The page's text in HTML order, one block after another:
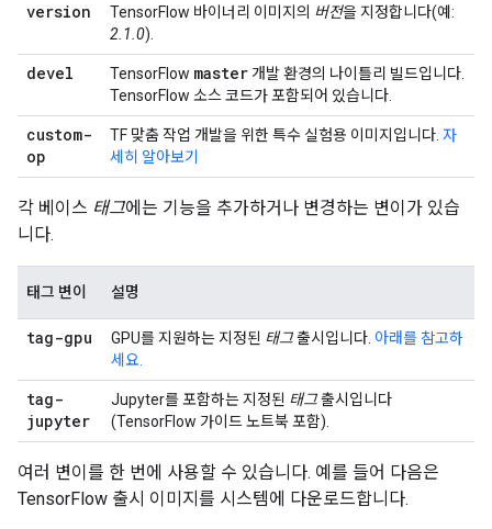
version TensorFlow 바이너리 이미지의 버전을 지정합니다(예:
2.1.0).
devel TensorFlow master 개발 환경의 나이틀리 빌드입니다.
TensorFlow 소스 코드가 포함되어 있습니다.
custom-
op
TF 맞춤 작업 개발을 위한 특수 실험용 이미지입니다. 자
세히 알아보기
각 베이스 태그에는 기능을 추가하거나 변경하는 변이가 있습
니다.
태그 변이 설명
tag-gpu GPU를 지원하는 지정된 태그출시입니다. 아래를 참고하
세요.
tag-
jupyter
Jupyter를 포함하는 지정된 태그출시입니다
(TensorFlow 가이드 노트북 포함).
여러 변이를 한 번에 사용할 수 있습니다. 예를 들어 다음은
TensorFlow 출시 이미지를 시스템에 다운로드합니다.